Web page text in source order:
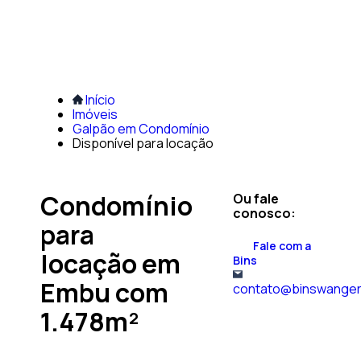
Início
Imóveis
Galpão em Condomínio
Disponível para locação
Condomínio
para
locação em
Embu com
1.478m²
Ou fale
conosco:
Fale com a
Bins